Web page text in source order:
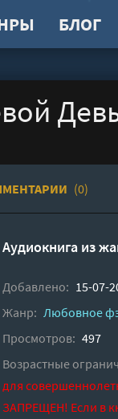
БЛОГ
(0)
Аудиокнига из
Добавлено: 15-07-
Жанр: Любовное
Просмотров: 497
Возрастные
для
ЗАПРЕЩЕН! Если в